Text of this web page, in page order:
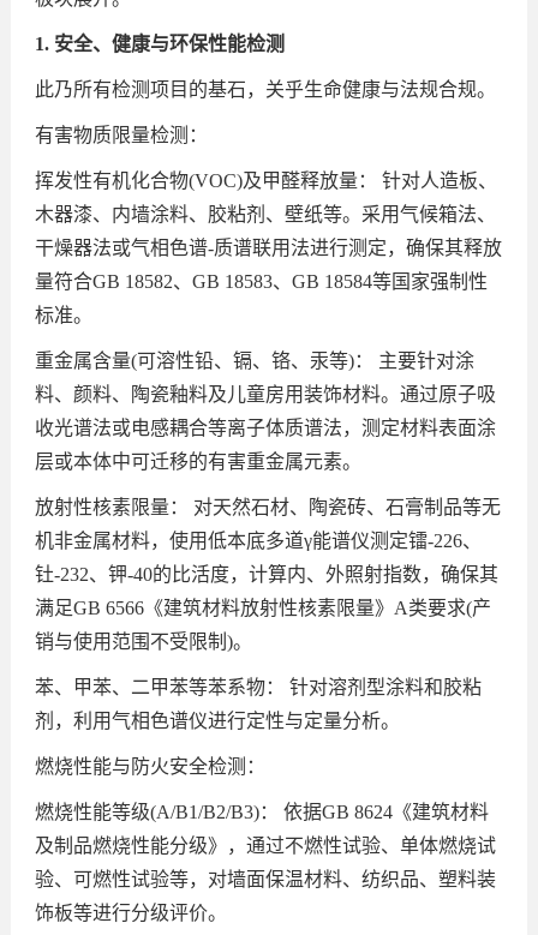
1. 安全、健康与环保性能检测
此乃所有检测项目的基石，关乎生命健康与法规合规。
有害物质限量检测：
挥发性有机化合物(VOC)及甲醛释放量： 针对人造板、
木器漆、内墙涂料、胶粘剂、壁纸等。采用气候箱法、
干燥器法或气相色谱-质谱联用法进行测定，确保其释放
量符合GB 18582、GB 18583、GB 18584等国家强制性
标准。
重金属含量(可溶性铅、镉、铬、汞等)： 主要针对涂
料、颜料、陶瓷釉料及儿童房用装饰材料。通过原子吸
收光谱法或电感耦合等离子体质谱法，测定材料表面涂
层或本体中可迁移的有害重金属元素。
放射性核素限量： 对天然石材、陶瓷砖、石膏制品等无
机非金属材料，使用低本底多道γ能谱仪测定镭-226、
钍-232、钾-40的比活度，计算内、外照射指数，确保其
满足GB 6566《建筑材料放射性核素限量》A类要求(产
销与使用范围不受限制)。
苯、甲苯、二甲苯等苯系物： 针对溶剂型涂料和胶粘
剂，利用气相色谱仪进行定性与定量分析。
燃烧性能与防火安全检测：
燃烧性能等级(A/B1/B2/B3)： 依据GB 8624《建筑材料
及制品燃烧性能分级》，通过不燃性试验、单体燃烧试
验、可燃性试验等，对墙面保温材料、纺织品、塑料装
饰板等进行分级评价。